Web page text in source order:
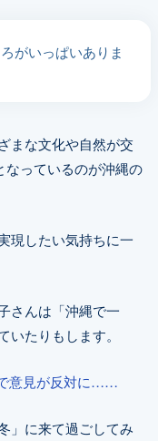
がいっぱいありま
まな文化や自然が交
なっているのが沖縄の
現したい気持ちに一
さんは「沖縄で一
たりもします。
意見が反対に……
」に来て過ごしてみ